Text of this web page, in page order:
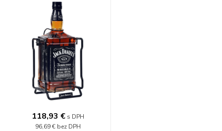
118,93 € s DPH
96,69 € bez DPH